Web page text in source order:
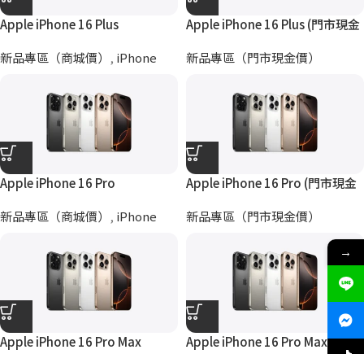
Apple iPhone 16 Plus
新品專區（商城價） , iPhone
Apple iPhone 16 Plus (門市現金
新品專區（門市現金價）
Apple iPhone 16 Pro
新品專區（商城價） , iPhone
Apple iPhone 16 Pro (門市現金
新品專區（門市現金價）
Apple iPhone 16 Pro Max
Apple iPhone 16 Pro Max (門市
→